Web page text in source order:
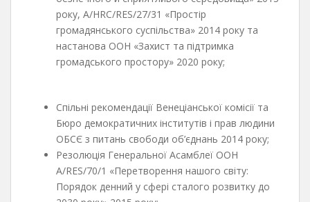
року, A/HRC/RES/27/31 «Простір
громадянського суспільства» 2014 року та
настанова ООН «Захист та підтримка
громадського простору» 2020 року;
Спільні рекомендації Венеціанської комісії та
Бюро демократичних інститутів і прав людини
ОБСЄ з питань свободи об’єднань 2014 року;
Резолюція Генеральної Асамблеї ООН
A/RES/70/1 «Перетворення нашого світу:
Порядок денний у сфері сталого розвитку до